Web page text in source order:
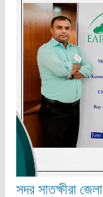
সদরসাতক্ষীরা জেলা